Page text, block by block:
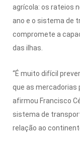
agrícola: os rateios
ano e o sistema de
compromete a
das ilhas.
“É muito difícil
que as mercadorias
afirmou Francisco
sistema de
relação ao